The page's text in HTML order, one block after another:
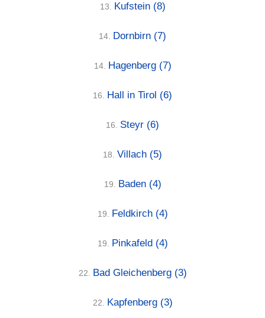
13. Kufstein (8)
14. Dornbirn (7)
14. Hagenberg (7)
16. Hall in Tirol (6)
16. Steyr (6)
18. Villach (5)
19. Baden (4)
19. Feldkirch (4)
19. Pinkafeld (4)
22. Bad Gleichenberg (3)
22. Kapfenberg (3)